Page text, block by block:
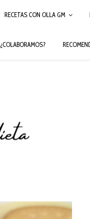
RECETAS CON OLLA GM
¿COLABORAMOS?